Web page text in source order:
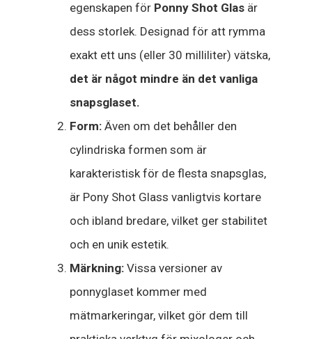
egenskapen för Ponny Shot Glas är
dess storlek. Designad för att rymma
exakt ett uns (eller 30 milliliter) vätska,
det är något mindre än det vanliga
snapsglaset.
Form: Även om det behåller den
cylindriska formen som är
karakteristisk för de flesta snapsglas,
är Pony Shot Glass vanligtvis kortare
och ibland bredare, vilket ger stabilitet
och en unik estetik.
Märkning: Vissa versioner av
ponnyglaset kommer med
mätmarkeringar, vilket gör dem till